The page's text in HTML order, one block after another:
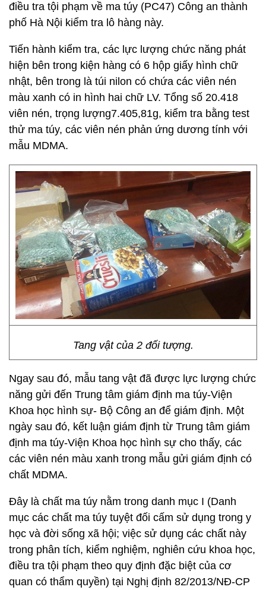
điều tra tội phạm về ma túy (PC47) Công an thành
phố Hà Nội kiểm tra lô hàng này.
Tiến hành kiểm tra, các lực lượng chức năng phát
hiện bên trong kiện hàng có 6 hộp giấy hình chữ
nhật, bên trong là túi nilon có chứa các viên nén
màu xanh có in hình hai chữ LV. Tổng số 20.418
viên nén, trọng lượng7.405,81g, kiểm tra bằng test
thử ma túy, các viên nén phản ứng dương tính với
mẫu MDMA.
Tang vật của 2 đối tượng.
Ngay sau đó, mẫu tang vật đã được lực lượng chức
năng gửi đến Trung tâm giám định ma túy-Viện
Khoa học hình sự- Bộ Công an để giám định. Một
ngày sau đó, kết luận giám định từ Trung tâm giám
định ma túy-Viện Khoa học hình sự cho thấy, các
các viên nén màu xanh trong mẫu gửi giám định có
chất MDMA.
Đây là chất ma túy nằm trong danh mục I (Danh
mục các chất ma túy tuyệt đối cấm sử dụng trong y
học và đời sống xã hội; việc sử dụng các chất này
trong phân tích, kiểm nghiệm, nghiên cứu khoa học,
điều tra tội phạm theo quy định đặc biệt của cơ
quan có thẩm quyền) tại Nghị định 82/2013/NĐ-CP